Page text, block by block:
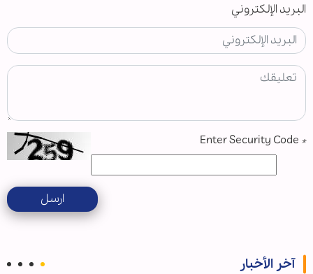
البريد الإلكتروني
*
ارسل
آخر الأخبار